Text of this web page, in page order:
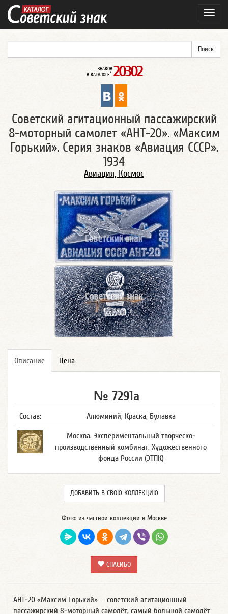
ЗНАКОВ
В КАТАЛОГЕ*: 20302
Cоветский агитационный пассажирский
8-моторный самолет «АНТ-20». «Максим
Горький». Серия знаков «Авиация СССР».
1934
Авиация, Космос
Описание Цена
№ 7291а
Состав: Алюминий, Краска, Булавка
Москва. Экспериментальный творческо-
производственный комбинат. Художественного
фонда России (ЭТПК)
ДОБАВИТЬ В СВОЮ КОЛЛЕКЦИЮ
Фото: из частной коллекции в Москве
СПАСИБО
АНТ-20 «Максим Горький» — советский агитационный
пассажирский 8-моторный самолёт, самый большой самолёт